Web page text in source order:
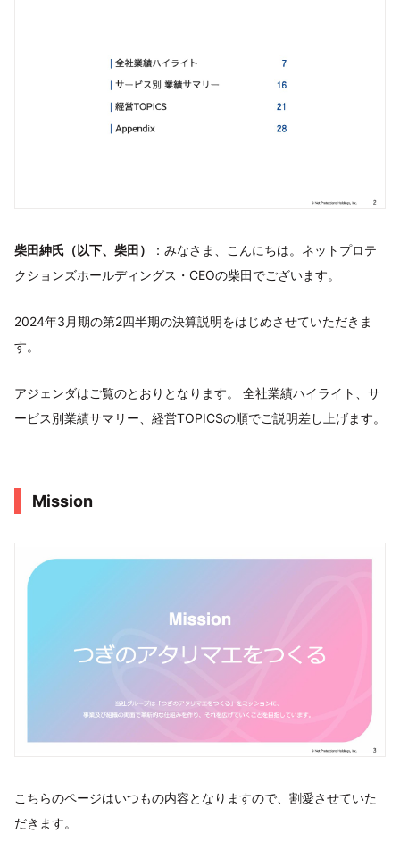
柴田紳氏（以下、柴田）
：みなさま、こんにちは。ネットプロテ
クションズホールディングス・CEOの柴田でございます。
2024年3月期の第2四半期の決算説明をはじめさせていただきま
す。
アジェンダはご覧のとおりとなります。 全社業績ハイライト、サ
ービス別業績サマリー、経営TOPICSの順でご説明差し上げます。
Mission
こちらのページはいつもの内容となりますので、割愛させていた
だきます。